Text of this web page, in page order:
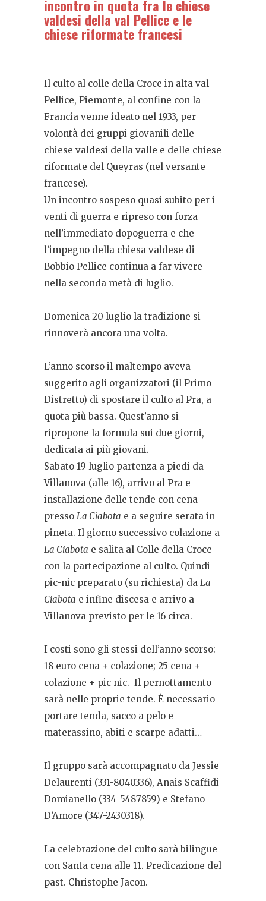
incontro in quota fra le chiese
valdesi della val Pellice e le
chiese riformate francesi
Il culto al colle della Croce in alta val
Pellice, Piemonte, al confine con la
Francia venne ideato nel 1933, per
volontà dei gruppi giovanili delle
chiese valdesi della valle e delle chiese
riformate del Queyras (nel versante
francese).
Un incontro sospeso quasi subito per i
venti di guerra e ripreso con forza
nell’immediato dopoguerra e che
l’impegno della chiesa valdese di
Bobbio Pellice continua a far vivere
nella seconda metà di luglio.
Domenica 20 luglio la tradizione si
rinnoverà ancora una volta.
L’anno scorso il maltempo aveva
suggerito agli organizzatori (il Primo
Distretto) di spostare il culto al Pra, a
quota più bassa. Quest’anno si
ripropone la formula sui due giorni,
dedicata ai più giovani.
Sabato 19 luglio partenza a piedi da
Villanova (alle 16), arrivo al Pra e
installazione delle tende con cena
presso La Ciabota e a seguire serata in
pineta. Il giorno successivo colazione a
La Ciabota e salita al Colle della Croce
con la partecipazione al culto. Quindi
pic-nic preparato (su richiesta) da La
Ciabota e infine discesa e arrivo a
Villanova previsto per le 16 circa.
I costi sono gli stessi dell’anno scorso:
18 euro cena + colazione; 25 cena +
colazione + pic nic. ⁠Il pernottamento
sarà nelle proprie tende. È necessario
portare tenda, sacco a pelo e
materassino, abiti e scarpe adatti…
⁠Il gruppo sarà accompagnato da Jessie
Delaurenti (331-8040336), Anais Scaffidi
Domianello (334-5487859) e Stefano
D’Amore (347-2430318).
La celebrazione del culto sarà bilingue
con Santa cena alle 11. Predicazione del
past. Christophe Jacon.